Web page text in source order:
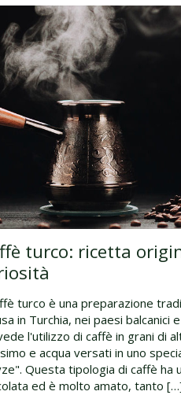
turco: ricetta
turco è una preparazione
in Turchia, nei paesi balcanici
l'utilizzo di caffè in grani di
e acqua versati in uno
Questa tipologia di caffè ha
ed è molto amato, tanto